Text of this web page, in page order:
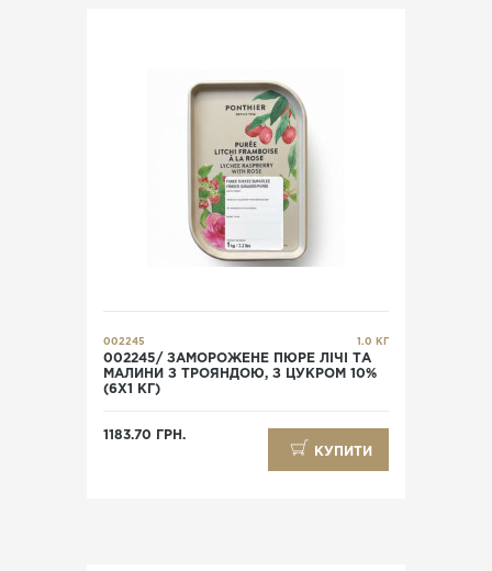
002245 1.0 КГ
002245/ ЗАМОРОЖЕНЕ ПЮРЕ ЛІЧІ ТА
МАЛИНИ З ТРОЯНДОЮ, З ЦУКРОМ 10%
(6X1 КГ)
1183.70 ГРН.
КУПИТИ